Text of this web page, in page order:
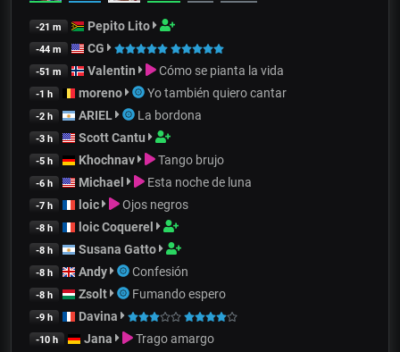
-21 m Pepito Lito
-44 m CG
-51 m Valentin Cómo se pianta la vida
-1 h moreno Yo también quiero cantar
-2 h ARIEL La bordona
-3 h Scott Cantu
-5 h Khochnav Tango brujo
-6 h Michael Esta noche de luna
-7 h loic Ojos negros
-8 h loic Coquerel
-8 h Susana Gatto
-8 h Andy Confesión
-8 h Zsolt Fumando espero
-9 h Davina
-10 h Jana Trago amargo